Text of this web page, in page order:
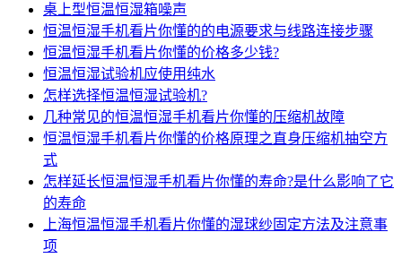
桌上型恒温恒湿箱噪声
恒温恒湿手机看片你懂的的电源要求与线路连接步骤
恒温恒湿手机看片你懂的价格多少钱?
恒温恒湿试验机应使用纯水
怎样选择恒温恒湿试验机?
几种常见的恒温恒湿手机看片你懂的压缩机故障
恒温恒湿手机看片你懂的价格原理之直身压缩机抽空方
式
怎样延长恒温恒湿手机看片你懂的寿命?是什么影响了它
的寿命
上海恒温恒湿手机看片你懂的湿球纱固定方法及注意事
项